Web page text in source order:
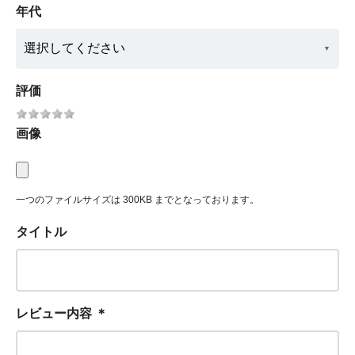
年代
評価
画像
一つのファイルサイズは 300KB までとなっております。
タイトル
レビュー内容 ＊